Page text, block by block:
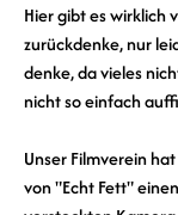
Hier gibt es wirklich
zurückdenke, nur
denke, da vieles
nicht so einfach
Unser Filmverein
von "Echt Fett"